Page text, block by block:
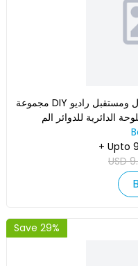
مجموعة DIY لمحول ومستقبل راديو FM بالتردد والاستقبال بالتردد وفك
الدائرية للدوائر الم
+ Upto
USD
Save 29%